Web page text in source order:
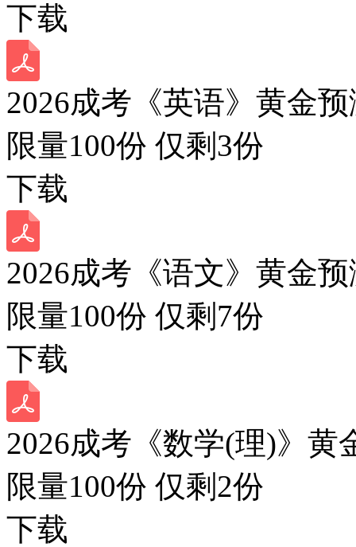
下载
2026成考《英语》黄金
限量100份 仅剩 3份
下载
2026成考《语文》黄金
限量100份 仅剩 7份
下载
2026成考《数学(理)》黄
限量100份 仅剩 2份
下载